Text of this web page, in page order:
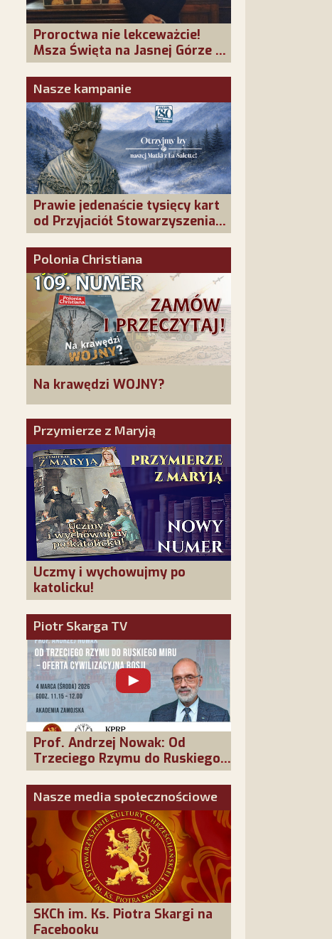
Proroctwa nie lekceważcie!
Msza Święta na Jasnej Górze –
dziękujemy za Waszą obecność!
Nasze kampanie
Prawie jedenaście tysięcy kart
od Przyjaciół Stowarzyszenia
złożonych w La Salette!
Polonia Christiana
Na krawędzi WOJNY?
Przymierze z Maryją
Uczmy i wychowujmy po
katolicku!
Piotr Skarga TV
Prof. Andrzej Nowak: Od
Trzeciego Rzymu do Ruskiego
Miru - oferta cywilizacyjna
Rosji
Nasze media społecznościowe
SKCh im. Ks. Piotra Skargi na
Facebooku